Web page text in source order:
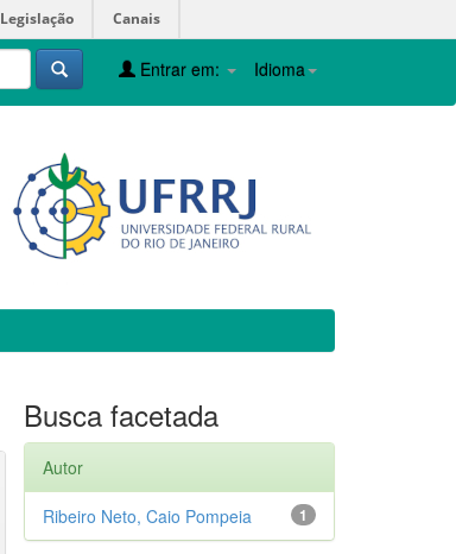
Legislação Canais
Idioma
Entrar em:
Busca facetada
Autor
1
Ribeiro Neto, Caio Pompeia